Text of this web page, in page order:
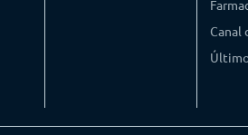
Canal